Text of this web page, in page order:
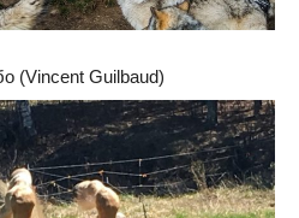
(Vincent Guilbaud)